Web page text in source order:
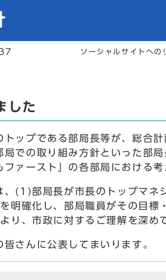
ソーシャルサイトへの
した
ップである部局長等が、総合
での取り組み方針といった部
ァースト」の各部局における考
(1)部局長が市長のトップマネ
確化し、部局職員がその目標
、市政に対するご理解を深め
さんに公表してまいります。